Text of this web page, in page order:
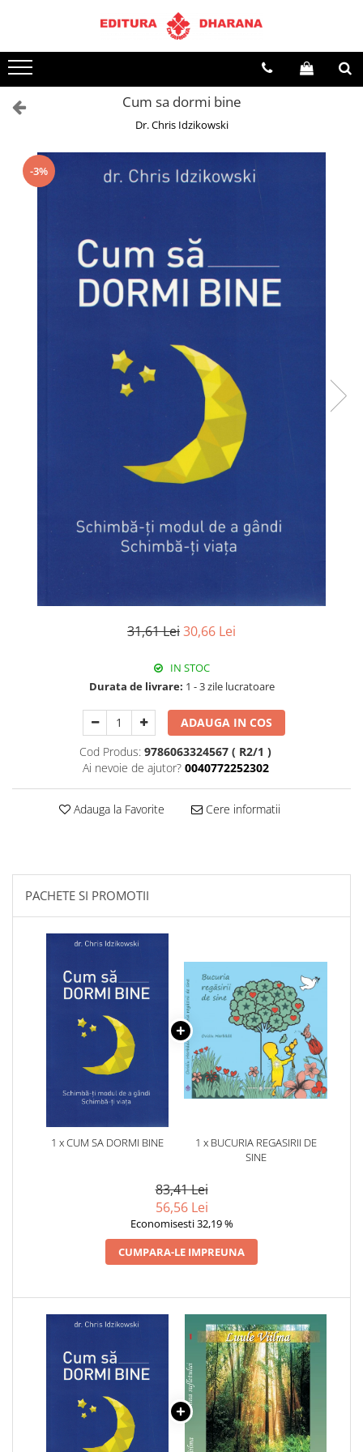
Terapii
Dietoterapie
Cum sa dormi bine
Dr. Chris Idzikowski
-3%
31,61 Lei30,66 Lei
IN STOC
Durata de livrare: 1 - 3 zile lucratoare
ADAUGA IN COS
Cod Produs: 9786063324567 ( R2/1 )
Ai nevoie de ajutor? 0040772252302
Adauga la Favorite Cere informatii
PACHETE SI PROMOTII
1 x CUM SA DORMI BINE
1 x BUCURIA REGASIRII DE
SINE
83,41 Lei
56,56 Lei
Economisesti 32,19 %
CUMPARA-LE IMPREUNA